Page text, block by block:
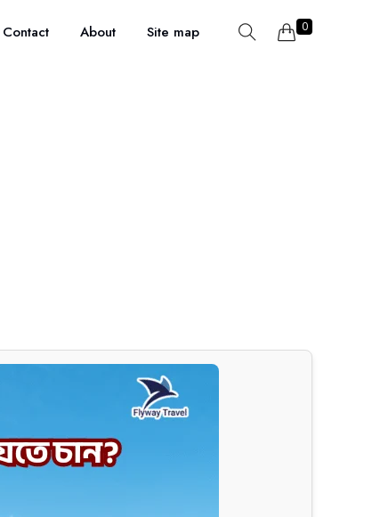
Contact About Site map 0